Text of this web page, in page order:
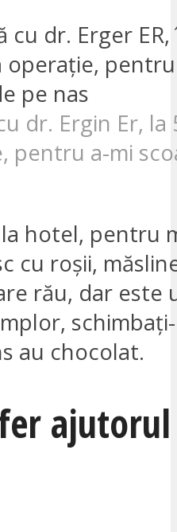
dr. Ergin Er, la
pentru a-mi
hotel, pentru
cu roșii,
rău, dar este
au chocolat.